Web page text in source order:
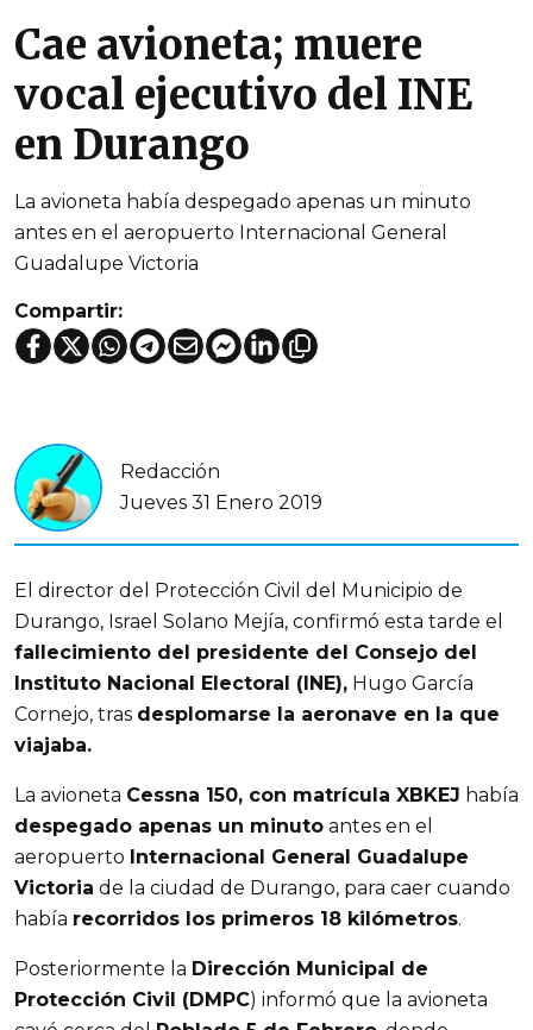
Cae avioneta; muere
vocal ejecutivo del INE
en Durango
La avioneta había despegado apenas un minuto
antes en el aeropuerto Internacional General
Guadalupe Victoria
Compartir:
Redacción
Jueves 31 Enero 2019
El director del Protección Civil del Municipio de
Durango, Israel Solano Mejía, confirmó esta tarde el
fallecimiento del presidente del Consejo del
Instituto Nacional Electoral (INE), Hugo García
Cornejo, tras desplomarse la aeronave en la que
viajaba.
La avioneta Cessna 150, con matrícula XBKEJ había
despegado apenas un minuto antes en el
aeropuerto Internacional General Guadalupe
Victoria de la ciudad de Durango, para caer cuando
había recorridos los primeros 18 kilómetros.
Posteriormente la Dirección Municipal de
Protección Civil (DMPC) informó que la avioneta